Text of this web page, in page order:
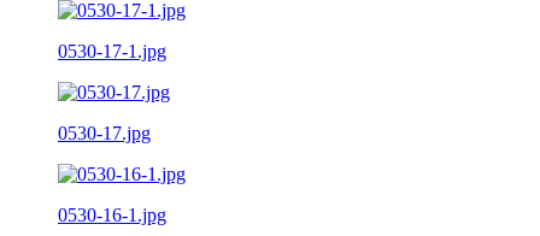
0530-17-1.jpg
0530-17.jpg
0530-16-1.jpg